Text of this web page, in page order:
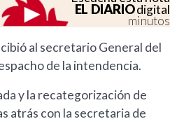
EL DIARIOdigital
minutos
al secretario General del
de la intendencia.
y la recategorización de
atrás con la secretaria de